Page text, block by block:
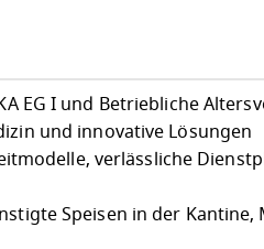
EG I und Betriebliche
und innovative Lösungen
verlässliche
Speisen in der